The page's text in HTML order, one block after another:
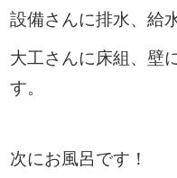
設備さんに排水、給
大工さんに床組、壁
す。
次にお風呂です！